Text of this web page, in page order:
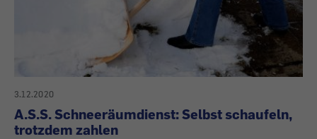
3.12.2020
A.S.S. Schneeräumdienst: Selbst schaufeln,
trotzdem zahlen